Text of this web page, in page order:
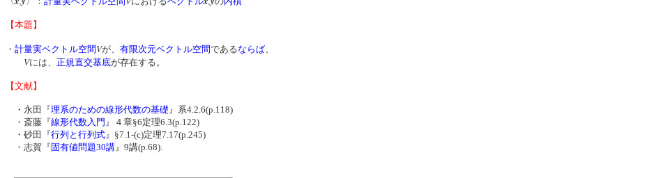
【本題】
・ 計量実ベクトル空間Vが、 有限次元ベクトル空間であるならば
Vには、 正規直交基底が存在する。
【文献】
・永田『理系のための線形代数の基礎 』系4.2.6(p.118)
・斎藤『線形代数入門 』４章§6定理6.3(p.122)
・砂田『行列と行列式 』§7.1-(c)定理7.17(p.245)
・志賀『固有値問題30講 』9講(p.68).